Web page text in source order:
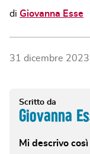
di Giovanna Esse
31 dicembre 2023
Scritto da
Giovanna
Mi descrivo così